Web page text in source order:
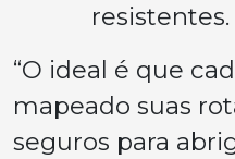
resistentes.
“O ideal é que
mapeado suas
seguros para